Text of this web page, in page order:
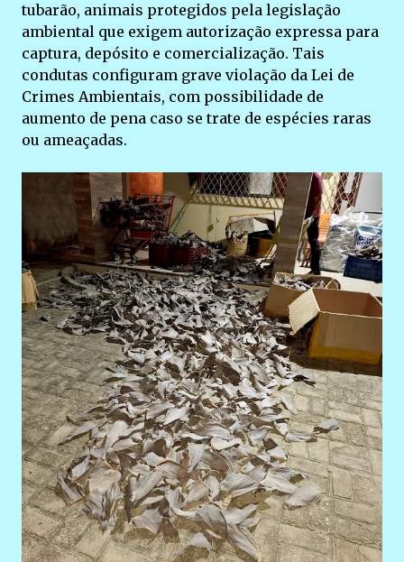
tubarão, animais protegidos pela legislação
ambiental que exigem autorização expressa para
captura, depósito e comercialização. Tais
condutas configuram grave violação da Lei de
Crimes Ambientais, com possibilidade de
aumento de pena caso se trate de espécies raras
ou ameaçadas.